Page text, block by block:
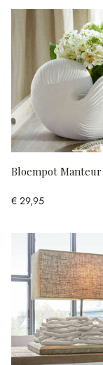
Bloempot Manteur
€ 29,95